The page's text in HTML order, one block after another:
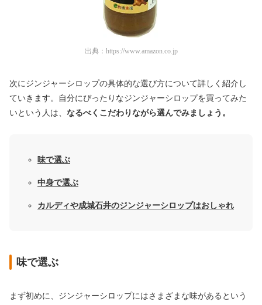
出典： https://www.amazon.co.jp
次にジンジャーシロップの具体的な選び方について詳しく紹介し
ていきます。自分にぴったりなジンジャーシロップを買ってみた
いという人は、 なるべくこだわりながら選んでみましょう。
味で選ぶ
中身で選ぶ
カルディや成城石井のジンジャーシロップはおしゃれ
味で選ぶ
まず初めに、ジンジャーシロップにはさまざまな味があるという